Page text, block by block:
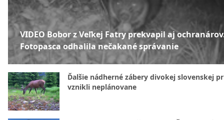
VIDEO Bobor z Veľkej Fatry prekvapil aj
Fotopasca odhalila nečakané správanie
Ďalšie nádherné zábery divokej slovenskej
vznikli neplánovane